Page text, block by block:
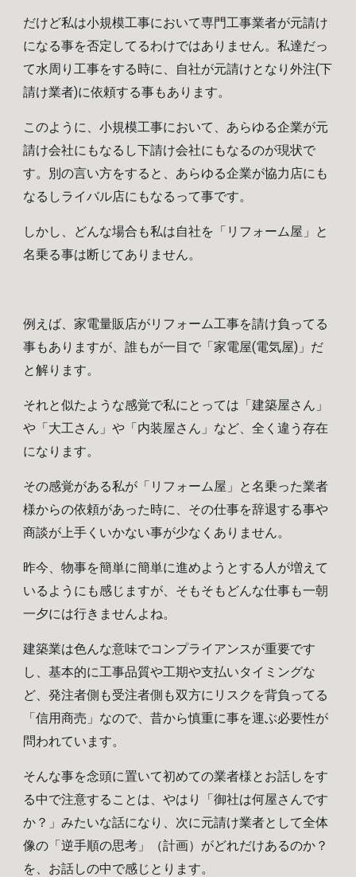
だけど私は小規模工事において専門工事業者が元請け
になる事を否定してるわけではありません。私達だっ
て水周り工事をする時に、自社が元請けとなり外注(下
請け業者)に依頼する事もあります。
このように、小規模工事において、あらゆる企業が元
請け会社にもなるし下請け会社にもなるのが現状で
す。別の言い方をすると、あらゆる企業が協力店にも
なるしライバル店にもなるって事です。
しかし、どんな場合も私は自社を「リフォーム屋」と
名乗る事は断じてありません。
例えば、家電量販店がリフォーム工事を請け負ってる
事もありますが、誰もが一目で「家電屋(電気屋)」だ
と解ります。
それと似たような感覚で私にとっては「建築屋さん」
や「大工さん」や「内装屋さん」など、全く違う存在
になります。
その感覚がある私が「リフォーム屋」と名乗った業者
様からの依頼があった時に、その仕事を辞退する事や
商談が上手くいかない事が少なくありません。
昨今、物事を簡単に簡単に進めようとする人が増えて
いるようにも感じますが、そもそもどんな仕事も一朝
一夕には行きませんよね。
建築業は色んな意味でコンプライアンスが重要です
し、基本的に工事品質や工期や支払いタイミングな
ど、発注者側も受注者側も双方にリスクを背負ってる
「信用商売」なので、昔から慎重に事を運ぶ必要性が
問われています。
そんな事を念頭に置いて初めての業者様とお話しをす
る中で注意する ことは、やはり
「御社は何屋さんです
か？」みたいな話になり、次に元請け業者として全体
像の「逆手順の思考」（計画）がどれだけあるのか？
を、お話しの中で感じとります。